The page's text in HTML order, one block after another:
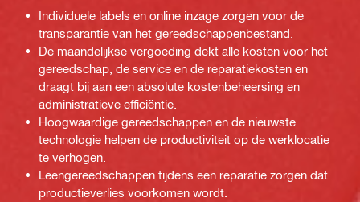
Individuele labels en online inzage zorgen voor de
transparantie van het gereedschappenbestand.
De maandelijkse vergoeding dekt alle kosten voor het
gereedschap, de service en de reparatiekosten en
draagt bij aan een absolute kostenbeheersing en
administratieve efficiëntie.
Hoogwaardige gereedschappen en de nieuwste
technologie helpen de productiviteit op de werklocatie
te verhogen.
Leengereedschappen tijdens een reparatie zorgen dat
productieverlies voorkomen wordt.